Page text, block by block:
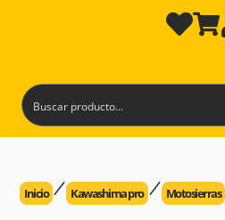
Inicio Kawashima pro Motosierras